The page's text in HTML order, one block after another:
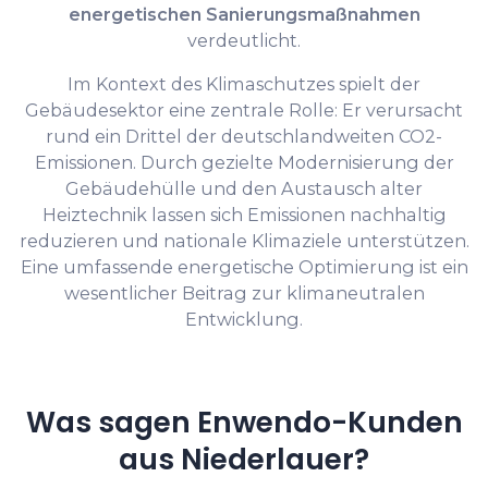
energetischen Sanierungsmaßnahmen
verdeutlicht.
Im Kontext des Klimaschutzes spielt der
Gebäudesektor eine zentrale Rolle: Er verursacht
rund ein Drittel der deutschlandweiten CO2-
Emissionen. Durch gezielte Modernisierung der
Gebäudehülle und den Austausch alter
Heiztechnik lassen sich Emissionen nachhaltig
reduzieren und nationale Klimaziele unterstützen.
Eine umfassende energetische Optimierung ist ein
wesentlicher Beitrag zur klimaneutralen
Entwicklung.
Was sagen Enwendo-Kunden
aus Niederlauer?